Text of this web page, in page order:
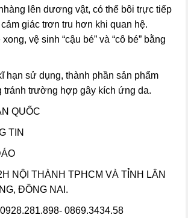
lên dương vật, có thể bôi trực tiếp
giác trơn tru hơn khi quan hệ.
vệ sinh “cậu bé” và “cô bé” bằng
hạn sử dụng, thành phần sản phẩm
tránh trường hợp gây kích ứng da.
QUỐC
TIN
NỘI THÀNH TPHCM VÀ TỈNH LÂN
ĐỒNG NAI.
0869.3434.58